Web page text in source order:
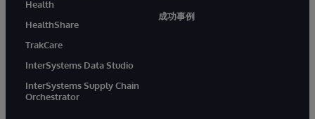
Health
HealthShare
TrakCare
InterSystems Data Studio
InterSystems Supply Chain
Orchestrator
成功事例